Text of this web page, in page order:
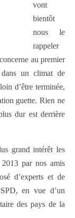
vont
bientôt
nous le
rappeler
au premier
un climat de
d’être terminée,
guette. Rien ne
dur est derrière
grand intérêt les
par nos amis
d’experts et de
en vue d’un
des pays de la